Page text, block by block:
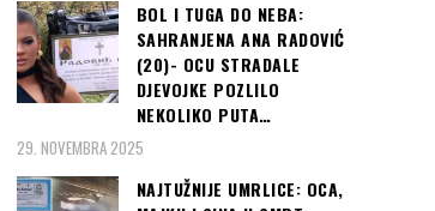
„Srbija je u pregovorima
kompromis, aliRead more
Read more
BOL I TUGA DO NEBA:
SAHRANJENA ANA RADOVIĆ
(20)- OCU STRADALE
DJEVOJKE POZLILO
NEKOLIKO PUTA…
29. NOVEMBRA 2025
NAJTUŽNIJE UMRLICE: OCA,